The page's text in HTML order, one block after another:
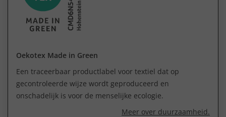
Oekotex Made in Green
Een traceerbaar productlabel voor textiel dat op
gecontroleerde wijze wordt geproduceerd en
onschadelijk is voor de menselijke ecologie.
Meer over duurzaamheid.